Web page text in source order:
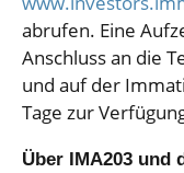
abrufen. Eine
Anschluss an die
und auf der
Tage zur
Über IMA203 und